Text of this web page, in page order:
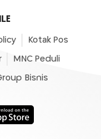
Kotak Pos
MNC Peduli
Bisnis